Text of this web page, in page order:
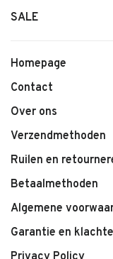
• Kinderbroek van
• Comfortabele
• Kleur Antracite
• Geschikt voor
• Makkelijk te
SALE
Homepage
Contact
Over ons
Verzendmethoden
Ruilen en
Betaalmethoden
Algemene
Garantie en